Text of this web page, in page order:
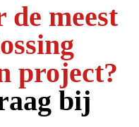
de meest
project?
bij